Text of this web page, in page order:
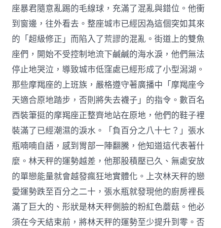
座暴君隨意亂踢的毛線球，充滿了混亂與錯位。他衝
到窗邊，往外看去。整座城市已經因為這個突如其來
的「超級修正」而陷入了荒謬的混亂。街道上的雙魚
座們，開始不受控制地流下鹹鹹的海水淚，他們無法
停止地哭泣，導致城市低窪處已經形成了小型潟湖。
那些摩羯座的上班族，嚴格遵守著廣播中「摩羯座今
天適合原地踏步，否則將失去襪子」的指令。數百名
西裝筆挺的摩羯座正整齊地站在原地，他們的鞋子裡
裝滿了已經潮濕的淚水。「負百分之八十七？」張水
瓶喃喃自語，感到胃部一陣翻騰，他知道這代表著什
麼。林天秤的運勢越差，他那股積壓已久、無處安放
的單戀能量就會越發瘋狂地實體化。上次林天秤的戀
愛運勢跌至百分之二十，張水瓶就發現他的廚房裡長
滿了巨大的、形狀是林天秤側臉的粉紅色蘑菇。他必
須在今天結束前，將林天秤的運勢至少提升到零。否